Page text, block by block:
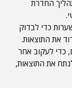
החדרת
כדי לבדוק
את התוצאות.
כדי לעקוב אחר
את התוצאות,